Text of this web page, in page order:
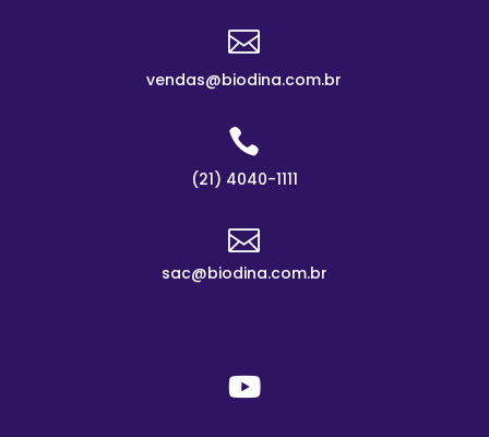

vendas@biodina.com.br

(21) 4040-1111

sac@biodina.com.br
